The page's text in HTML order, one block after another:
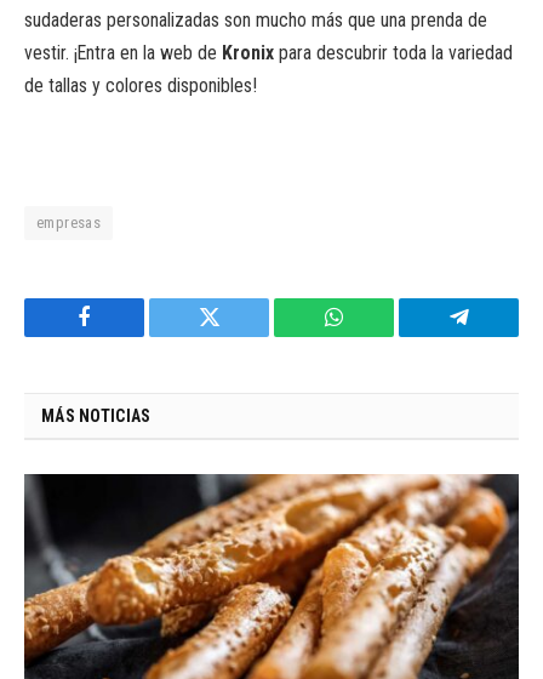
sudaderas personalizadas son mucho más que una prenda de
vestir. ¡Entra en la web de Kronix para descubrir toda la variedad
de tallas y colores disponibles!
empresas
Facebook Twitter WhatsApp Telegram
MÁS NOTICIAS